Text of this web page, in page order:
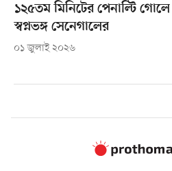
১২৫তম মিনিটের পেনাল্টি গোলে
স্বপ্নভঙ্গ সেনেগালের
০১ জুলাই ২০২৬